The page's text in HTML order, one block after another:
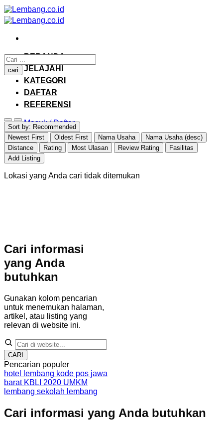
Skip
to
content
BERANDA
JELAJAHI
KATEGORI
DAFTAR
REFERENSI
Masuk / Daftar
cari
Sort by: Recommended
Newest First
Oldest First Nama Usaha
Nama Usaha (desc)
Distance
Rating Most Ulasan Review Rating
Fasilitas
Add Listing
Lokasi yang Anda cari tidak ditemukan
Cari informasi
yang Anda
butuhkan
Gunakan kolom pencarian
untuk menemukan halaman,
artikel, atau listing yang
relevan di website ini.
CARI
Pencarian populer
hotel lembang kode pos jawa
barat KBLI 2020 UMKM
lembang sekolah lembang
Cari informasi yang Anda butuhkan